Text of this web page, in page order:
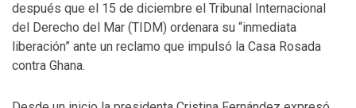
después que el 15 de diciembre el Tribunal Internacional
del Derecho del Mar (TIDM) ordenara su “inmediata
liberación” ante un reclamo que impulsó la Casa Rosada
contra Ghana.